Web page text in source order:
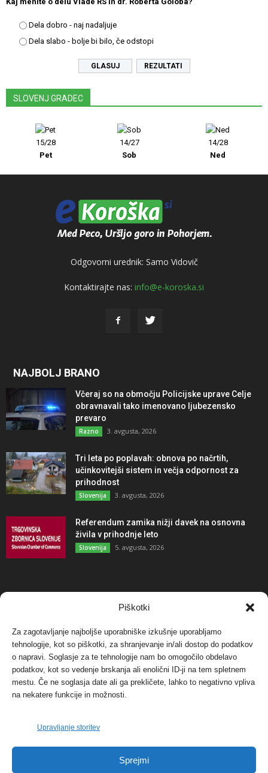
Piškotki
Za zagotavljanje najboljše uporabniške izkušnje uporabljamo
tehnologije, kot so piškotki, za shranjevanje in/ali dostop do podatkov
o napravi. Soglasje za te tehnologije nam bo omogočilo obdelavo
podatkov, kot so vedenje brskanja ali enolični ID-ji na tem spletnem
mestu. Če ne soglasja date ali ga prekličete, lahko to negativno vpliva
na nekatere funkcije in možnosti.
Upravljanje storitev
Sprejmi
Dela dobro - naj nadaljuje
Dela slabo - bolje bi bilo, če odstopi
REZULTATI
SLOVENJ GRADEC
15/28
Pet
14/27
Sob
14/28
Ned
Odgovorni urednik: Samo Vidovič
Kontaktirajte nas: info@e-koroska.si
NAJBOLJ BRANO
Včeraj so na območju Policijske uprave Celje
obravnavali tako imenovano ljubezensko
prevaro
Razno 3. avgusta, 2026
Tri leta po poplavah: obnova po načrtih,
učinkovitejši sistem in večja odpornost za
prihodnost
Slovenija 3. avgusta, 2026
Referendum zamika nižji davek na osnovna
živila v prihodnje leto
Slovenija 5. avgusta, 2026
NAJBOLJ KOMENTIRANO
Protest proti vetrnim elektrarnam na Ojstrici, v
svetu pa vedno bolj...
Dogodki 12. maja, 2017
Tožilstvo v Celovcu v korist elektrarnam
Verbund
FOTO: Razstava cvetličarskega mojstra Andreja